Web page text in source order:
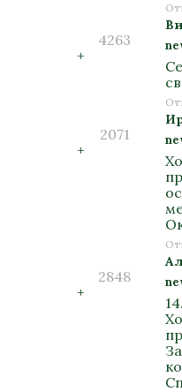
4263
+
2071
+
2848
+